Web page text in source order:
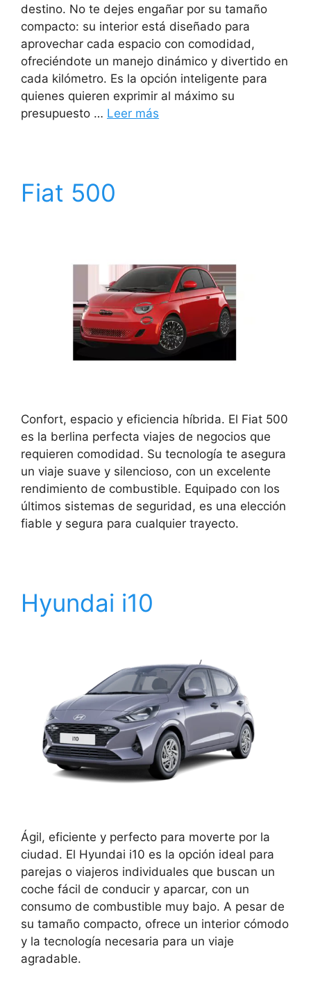
destino. No te dejes engañar por su tamaño
compacto: su interior está diseñado para
aprovechar cada espacio con comodidad,
ofreciéndote un manejo dinámico y divertido en
cada kilómetro. Es la opción inteligente para
quienes quieren exprimir al máximo su
presupuesto … Leer más
Fiat 500
Confort, espacio y eficiencia híbrida. El Fiat 500
es la berlina perfecta viajes de negocios que
requieren comodidad. Su tecnología te asegura
un viaje suave y silencioso, con un excelente
rendimiento de combustible. Equipado con los
últimos sistemas de seguridad, es una elección
fiable y segura para cualquier trayecto.
Hyundai i10
Ágil, eficiente y perfecto para moverte por la
ciudad. El Hyundai i10 es la opción ideal para
parejas o viajeros individuales que buscan un
coche fácil de conducir y aparcar, con un
consumo de combustible muy bajo. A pesar de
su tamaño compacto, ofrece un interior cómodo
y la tecnología necesaria para un viaje
agradable.